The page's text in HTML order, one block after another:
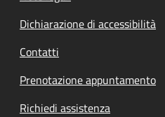
Dichiarazione di accessibilità
Contatti
Prenotazione appuntamento
Richiedi assistenza